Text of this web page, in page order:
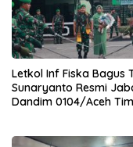
Letkol Inf Fiska Bagus
Sunaryanto Resmi
Dandim 0104/Aceh
0104/Atim